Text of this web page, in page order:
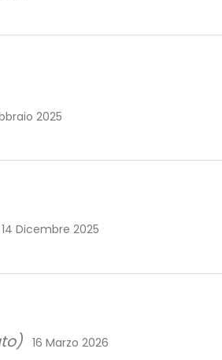
2025
14 Dicembre 2025
16 Marzo 2026